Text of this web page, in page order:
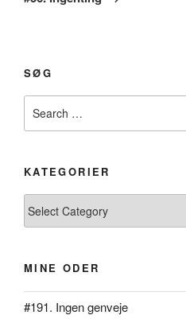
SØG
for:
KATEGORIER
MINE ODER
#191. Ingen genveje